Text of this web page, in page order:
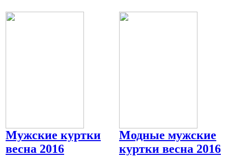
Мужские куртки
весна 2016
Модные мужские
куртки весна 2016